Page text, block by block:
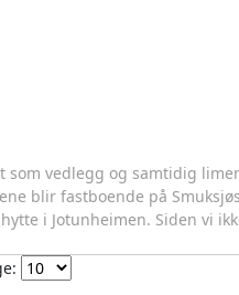
vedlegg og samtidig
blir fastboende på
i Jotunheimen. Siden vi